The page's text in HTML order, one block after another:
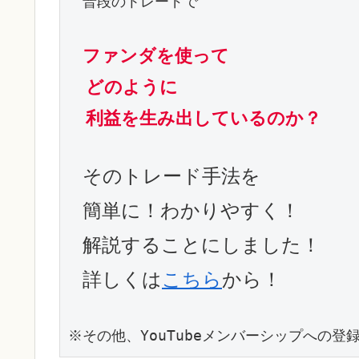
ファンダを使って
どのように
利益を生み出しているのか？
そのトレード手法を
簡単に！わかりやすく！
解説することにしました！
詳しくは こちらから！
※その他、YouTubeメンバーシップへの登